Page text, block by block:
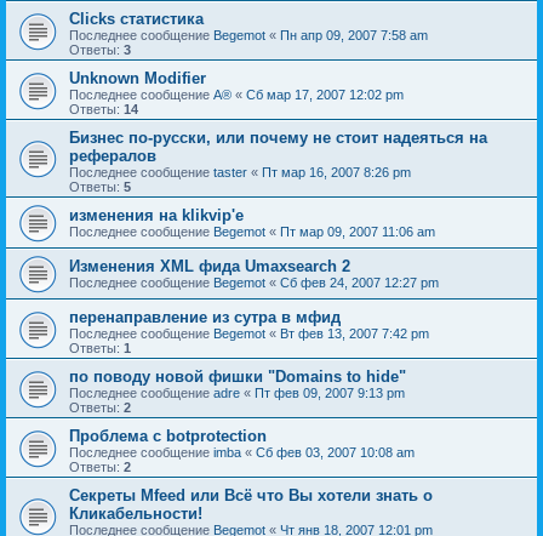
Clicks статистика
Последнее сообщение Begemot « Пн апр 09, 2007 7:58 am
Ответы: 3
Unknown Modifier
Последнее сообщение A® « Сб мар 17, 2007 12:02 pm
Ответы: 14
Бизнес по-русски, или почему не стоит надеяться на
рефералов
Последнее сообщение taster « Пт мар 16, 2007 8:26 pm
Ответы: 5
изменения на klikvip'е
Последнее сообщение Begemot « Пт мар 09, 2007 11:06 am
Изменения XML фида Umaxsearch 2
Последнее сообщение Begemot « Сб фев 24, 2007 12:27 pm
перенаправление из сутра в мфид
Последнее сообщение Begemot « Вт фев 13, 2007 7:42 pm
Ответы: 1
по поводу новой фишки "Domains to hide"
Последнее сообщение adre « Пт фев 09, 2007 9:13 pm
Ответы: 2
Проблема с botprotection
Последнее сообщение imba « Сб фев 03, 2007 10:08 am
Ответы: 2
Секреты Mfeed или Всё что Вы хотели знать о
Кликабельности!
Последнее сообщение Begemot « Чт янв 18, 2007 12:01 pm